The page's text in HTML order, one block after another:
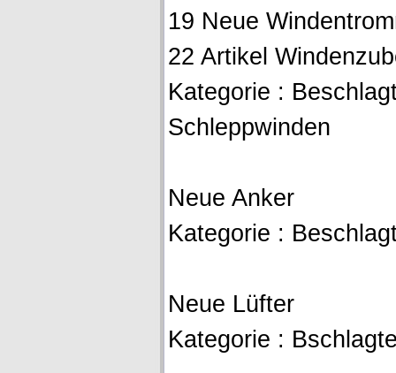
19 Neue
22 Artikel
Kategorie :
Schleppwinden
Neue Anker
Kategorie :
Neue Lüfter
Kategorie :